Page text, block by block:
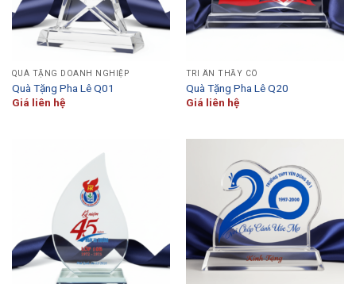
QUÀ TẶNG DOANH NGHIỆP
Quà Tặng Pha Lê Q01
Giá liên hệ
TRI ÂN THẦY CÔ
Quà Tặng Pha Lê Q20
Giá liên hệ